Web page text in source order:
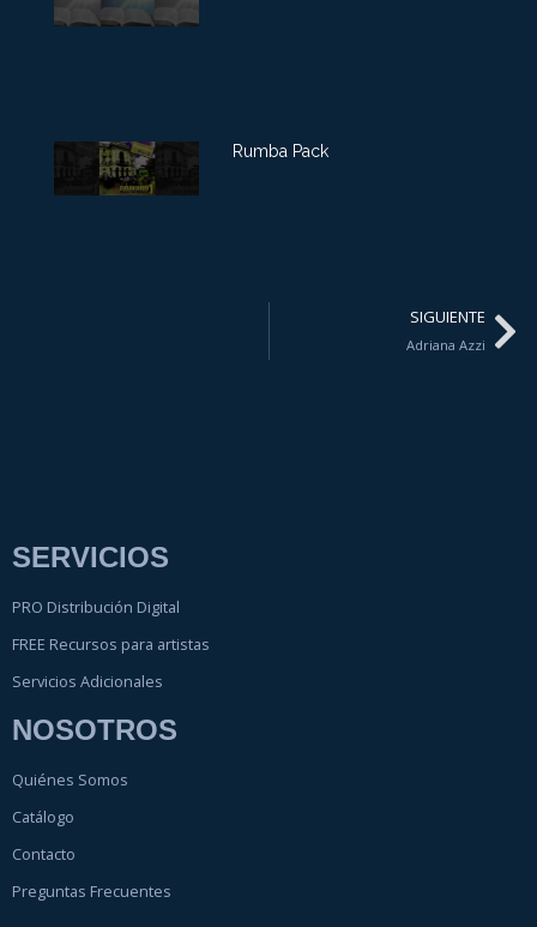
Rumba Pack
SIGUIENTE
Adriana Azzi
SERVICIOS
PRO Distribución Digital
FREE Recursos para artistas
Servicios Adicionales
NOSOTROS
Quiénes Somos
Catálogo
Contacto
Preguntas Frecuentes